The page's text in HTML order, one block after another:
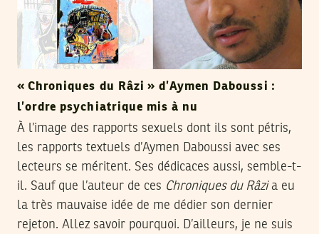
« Chroniques du Râzi » d’Aymen Daboussi :
l’ordre psychiatrique mis à nu
À l’image des rapports sexuels dont ils sont pétris,
les rapports textuels d’Aymen Daboussi avec ses
lecteurs se méritent. Ses dédicaces aussi, semble-t-
il. Sauf que l’auteur de ces Chroniques du Râzia eu
la très mauvaise idée de me dédier son dernier
rejeton. Allez savoir pourquoi. D’ailleurs, je ne suis